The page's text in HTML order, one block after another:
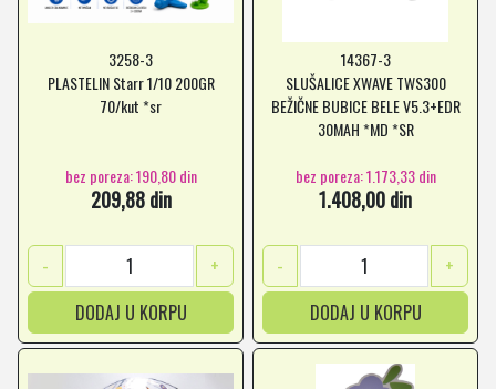
3258-3
PLASTELIN Starr 1/10 200GR
70/kut *sr
bez poreza: 190,80 din
209,88 din
-
+
DODAJ U KORPU
14367-3
SLUŠALICE XWAVE TWS300
BEŽIČNE BUBICE BELE V5.3+EDR
30MAH *MD *SR
bez poreza: 1.173,33 din
1.408,00 din
-
+
DODAJ U KORPU